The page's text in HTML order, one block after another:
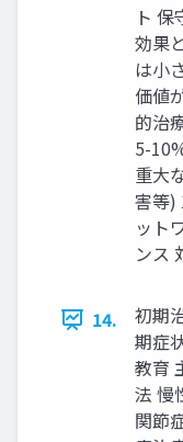
ト
効果
は⼩
価値
的治
5-
重⼤
害等)
ット
ンス
14.
初期
期症
教育
法 慢
関節